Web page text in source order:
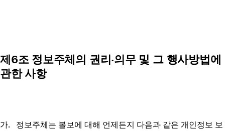
제6조 정보주체의 권리∙의무 및 그 행사방법에
관한 사항
가. 정보주체는 볼보에 대해 언제든지 다음과 같은 개인정보 보